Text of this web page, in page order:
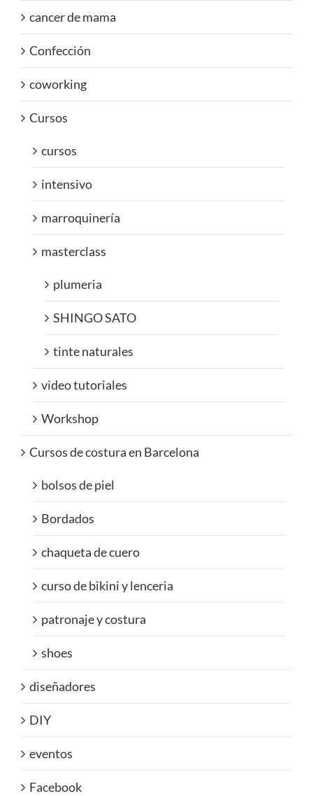
cancer de mama
Confección
coworking
Cursos
cursos
intensivo
marroquinería
masterclass
plumeria
SHINGO SATO
tinte naturales
video tutoriales
Workshop
Cursos de costura en Barcelona
bolsos de piel
Bordados
chaqueta de cuero
curso de bikini y lenceria
patronaje y costura
shoes
diseñadores
DIY
eventos
Facebook